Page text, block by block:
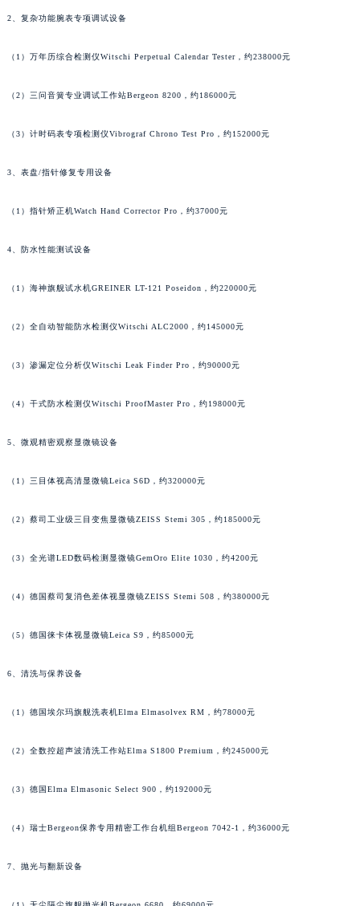
2、复杂功能腕表专项调试设备
（1）万年历综合检测仪Witschi Perpetual Calendar Tester，约238000元
（2）三问音簧专业调试工作站Bergeon 8200，约186000元
（3）计时码表专项检测仪Vibrograf Chrono Test Pro，约152000元
3、表盘/指针修复专用设备
（1）指针矫正机Watch Hand Corrector Pro，约37000元
4、防水性能测试设备
（1）海神旗舰试水机GREINER LT-121 Poseidon，约220000元
（2）全自动智能防水检测仪Witschi ALC2000，约145000元
（3）渗漏定位分析仪Witschi Leak Finder Pro，约90000元
（4）干式防水检测仪Witschi ProofMaster Pro，约198000元
5、微观精密观察显微镜设备
（1）三目体视高清显微镜Leica S6D，约320000元
（2）蔡司工业级三目变焦显微镜ZEISS Stemi 305，约185000元
（3）全光谱LED数码检测显微镜GemOro Elite 1030，约4200元
（4）德国蔡司复消色差体视显微镜ZEISS Stemi 508，约380000元
（5）德国徕卡体视显微镜Leica S9，约85000元
6、清洗与保养设备
（1）德国埃尔玛旗舰洗表机Elma Elmasolvex RM，约78000元
（2）全数控超声波清洗工作站Elma S1800 Premium，约245000元
（3）德国Elma Elmasonic Select 900，约192000元
（4）瑞士Bergeon保养专用精密工作台机组Bergeon 7042-1，约36000元
7、抛光与翻新设备